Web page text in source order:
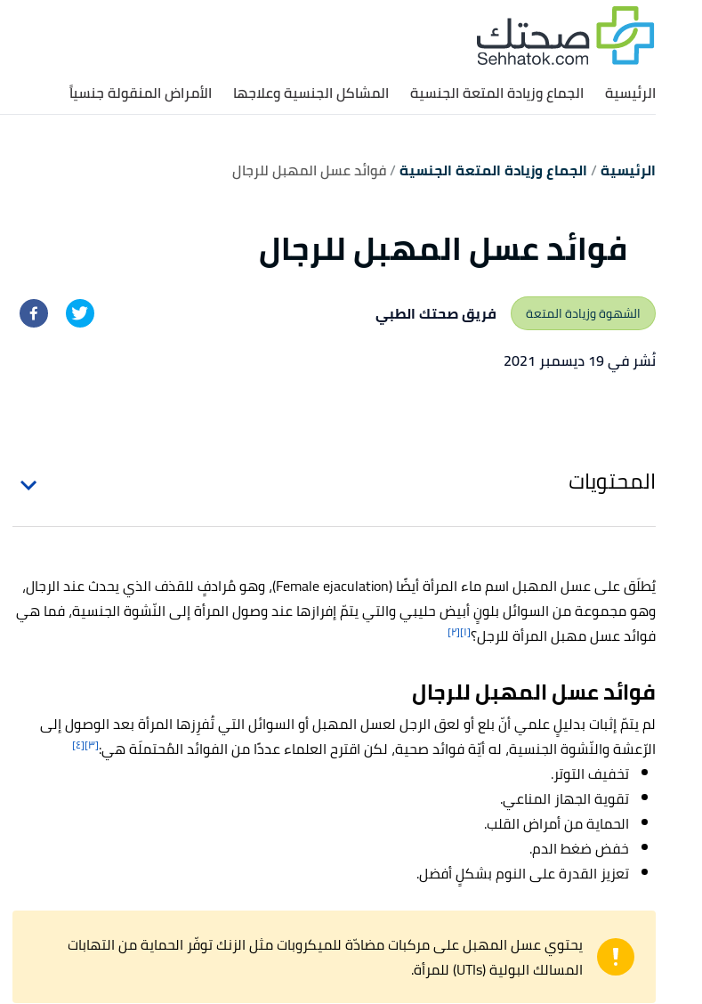
الرئيسية الجماع وزيادة المتعة الجنسية المشاكل الجنسية وعلاجها الأمراض المنقولة جنسياً
الرئيسية الجماع وزيادة المتعة الجنسية فوائد عسل المهبل للرجال
فوائد عسل المهبل للرجال
الشهوة وزيادة المتعة
فريق صحتك الطبي
نُشر في 19 ديسمبر 2021
المحتويات
يُطلَق على عسل المهبل اسم ماء المرأة أيضًا (Female ejaculation)، وهو مُرادفٍ للقذف الذي يحدث عند الرجال،
وهو مجموعة من السوائل بلونٍ أبيض حليبي والتي يتمّ إفرازها عند وصول المرأة إلى النّشوة الجنسية، فما هي
فوائد عسل مهبل المرأة للرجل؟[١] [٢]
فوائد عسل المهبل للرجال
لم يتمّ إثبات بدليلٍ علمي أنّ بلع أو لعق الرجل لعسل المهبل أو السوائل التي تُفرِزها المرأة بعد الوصول إلى
الرّعشة والنّشوة الجنسية، له أيّة فوائد صحية، لكن اقترح العلماء عددًا من الفوائد المُحتملَة هي:[٣] [٤]
تخفيف التوتر.
تقوية الجهاز المناعي.
الحماية من أمراض القلب.
خفض ضغط الدم.
تعزيز القدرة على النوم بشكلٍ أفضل.
يحتوي عسل المهبل على مركبات مضادّة للميكروبات مثل الزنك توفّر الحماية من التهابات
المسالك البولية (UTIs) للمرأة.